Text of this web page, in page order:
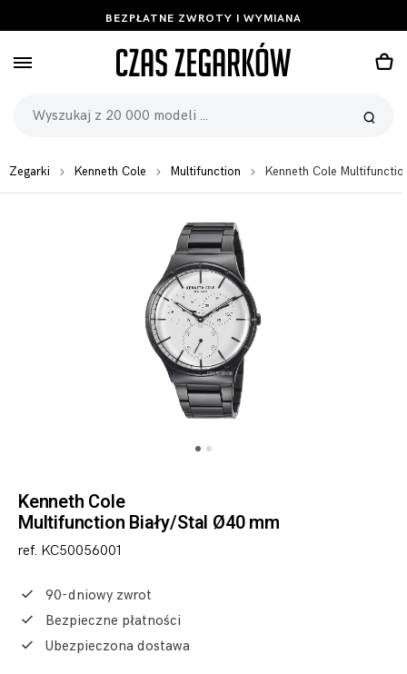
BEZPŁATNE ZWROTY I WYMIANA
Zegarki Kenneth Cole Multifunction Kenneth Cole
Kenneth Cole
Multifunction Biały/Stal Ø40 mm
ref. KC50056001
90-dniowy zwrot
Bezpieczne płatności
Ubezpieczona dostawa